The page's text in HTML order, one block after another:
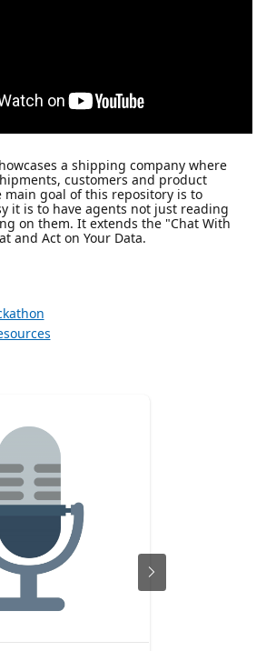
a shipping company where
customers and product
main goal of this repository is to
it is to have agents not just reading
on them. It extends the "Chat With
and Act on Your Data.